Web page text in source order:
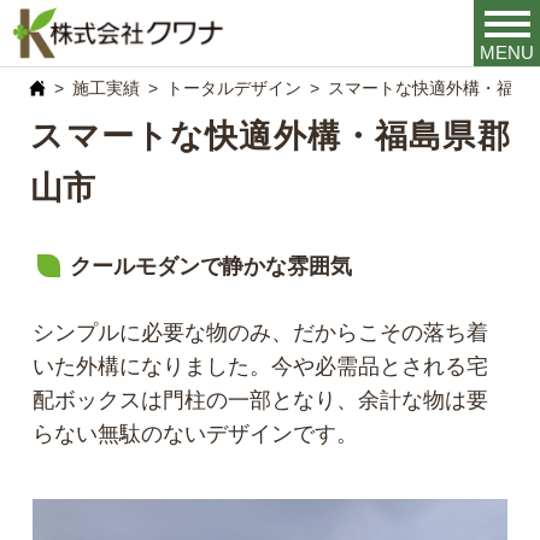
MENU
施工実績 トータルデザイン スマートな快適外構・福島
スマートな快適外構・福島県郡
山市
クールモダンで静かな雰囲気
シンプルに必要な物のみ、だからこその落ち着
いた外構になりました。今や必需品とされる宅
配ボックスは門柱の一部となり、余計な物は要
らない無駄のないデザインです。